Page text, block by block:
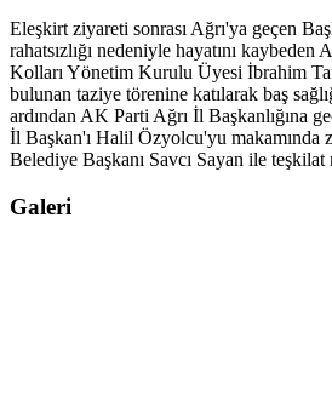
Eleşkirt ziyareti sonrası Ağrı'ya geçen
rahatsızlığı nedeniyle hayatını
Kolları Yönetim Kurulu Üyesi İbrahim
bulunan taziye törenine katılarak baş
ardından AK Parti Ağrı İl Başkanlığına
İl Başkan'ı Halil Özyolcu'yu makamında
Belediye Başkanı Savcı Sayan ile teşkilat
Galeri